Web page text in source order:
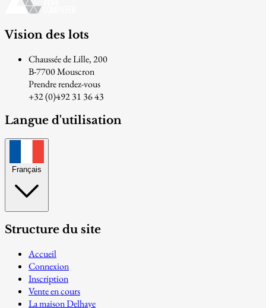
Vision des lots
Chaussée de Lille, 200
B-7700 Mouscron
Prendre rendez-vous
+32 (0)492 31 36 43
Langue d'utilisation
Français
Structure du site
Accueil
Connexion
Inscription
Vente en cours
La maison Delhaye